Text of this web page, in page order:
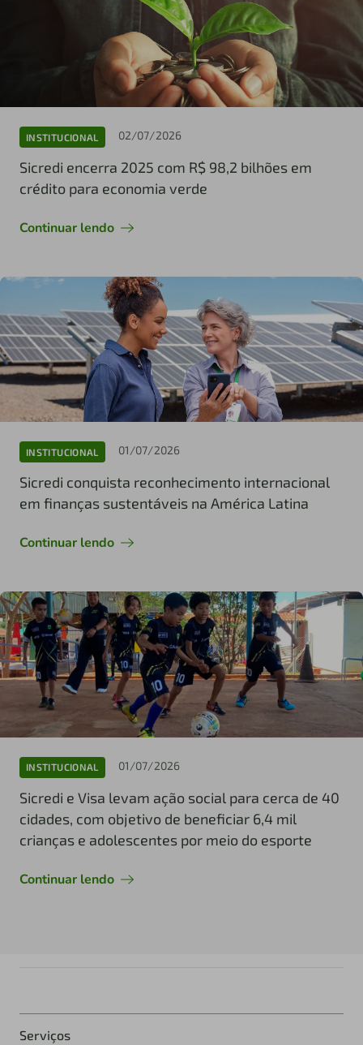
INSTITUCIONAL 02/07/2026
Sicredi encerra 2025 com R$ 98,2 bilhões em
crédito para economia verde
Continuar lendo
INSTITUCIONAL 01/07/2026
Sicredi conquista reconhecimento internacional
em finanças sustentáveis na América Latina
Continuar lendo
INSTITUCIONAL 01/07/2026
Sicredi e Visa levam ação social para cerca de 40
cidades, com objetivo de beneficiar 6,4 mil
crianças e adolescentes por meio do esporte
Continuar lendo
Serviços